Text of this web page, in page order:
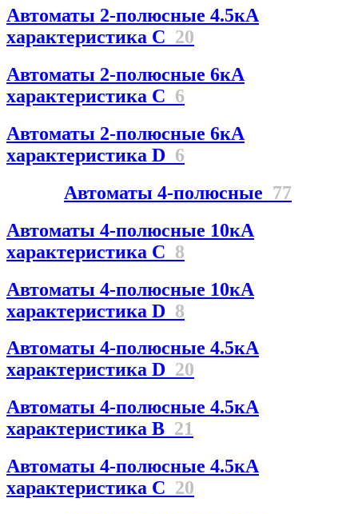
Автоматы 2-полюсные 4.5кА
характеристика С 20
Автоматы 2-полюсные 6кА
характеристика C 6
Автоматы 2-полюсные 6кА
характеристика D 6
Автоматы 4-полюсные 77
Автоматы 4-полюсные 10кА
характеристика C 8
Автоматы 4-полюсные 10кА
характеристика D 8
Автоматы 4-полюсные 4.5кА
характеристика D 20
Автоматы 4-полюсные 4.5кА
характеристика В 21
Автоматы 4-полюсные 4.5кА
характеристика С 20